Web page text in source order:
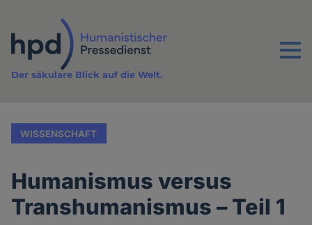
Inhalt
Menu
Der säkulare Blick auf die Welt.
WISSENSCHAFT
Humanismus versus
Transhumanismus – Teil 1